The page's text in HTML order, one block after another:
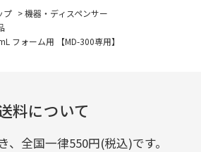
プ >機器・ディスペンサー
フォーム用 【MD-300専用】
料について
、全国一律550円(税込)です。